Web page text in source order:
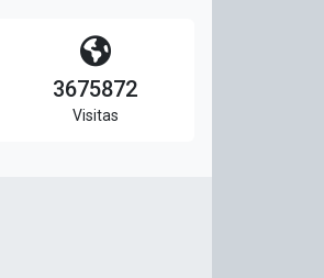
3675872
Visitas